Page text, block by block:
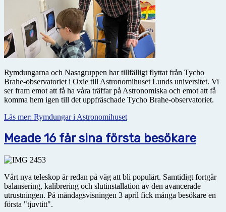
Rymdungarna och Nasagruppen har tillfälligt flyttat från Tycho
Brahe-observatoriet i Oxie till Astronomihuset Lunds universitet. Vi
ser fram emot att få ha våra träffar på Astronomiska och emot att få
komma hem igen till det uppfräschade Tycho Brahe-observatoriet.
Läs mer: Rymdungar i Astronomihuset
Meade 16 får sina första besökare
Vårt nya teleskop är redan på väg att bli populärt. Samtidigt fortgår
balansering, kalibrering och slutinstallation av den avancerade
utrustningen. På måndagsvisningen 3 april fick många besökare en
första "tjuvtitt".